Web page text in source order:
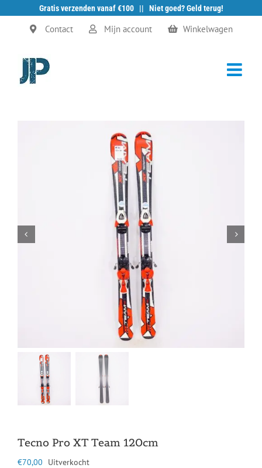
Gratis verzenden vanaf €100 || Niet goed? Geld terug!
Ga
Contact Mijn account Winkelwagen
Tecno Pro XT Team 120cm
€70,00 Uitverkocht